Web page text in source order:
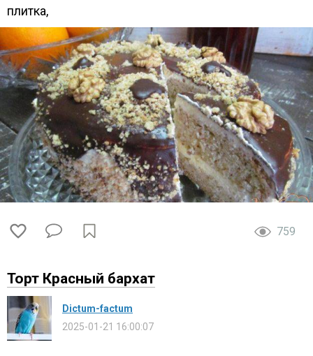
плитка,
759
Торт Красный бархат
Dictum-factum
2025-01-21 16:00:07